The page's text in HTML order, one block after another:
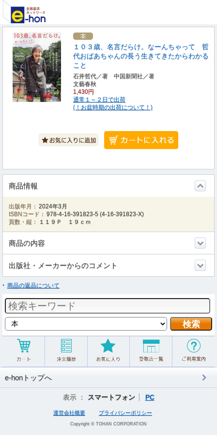
１０３歳、名言だらけ。なーんちゃって 哲
代おばあちゃんの長う生きてきたからわかる
こと
石井哲代／著 中国新聞社／著
文藝春秋
1,430円
通常１～２日で出荷
(！お盆時期の出荷について！)
商品情報
出版年月： 2024年3月
ISBNコード： 978-4-16-391823-5 (4-16-391823-X)
頁数・縦：
１１９Ｐ １９ｃｍ
商品の内容
出版社・メーカーからのコメント
商品の返品について
e-honトップへ
表示 ： スマートフォン PC
運営会社概要 プライバシーポリシー
Copyright © TOHAN CORPORATION